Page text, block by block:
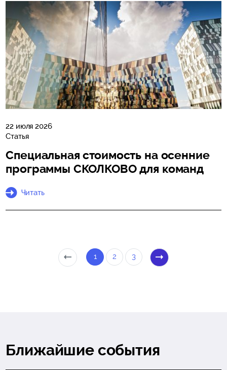
22 июля 2026
Статья
Специальная стоимость на осенние
программы СКОЛКОВО для команд
Читать
1 2 3
Ближайшие события